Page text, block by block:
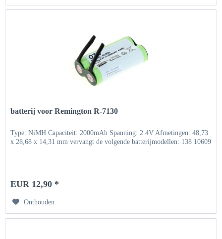
batterij voor Remington R-7130
Type: NiMH Capaciteit: 2000mAh Spanning: 2.4V Afmetingen: 48,73
x 28,68 x 14,31 mm vervangt de volgende batterijmodellen: 138 10609
EUR 12,90 *
Onthouden